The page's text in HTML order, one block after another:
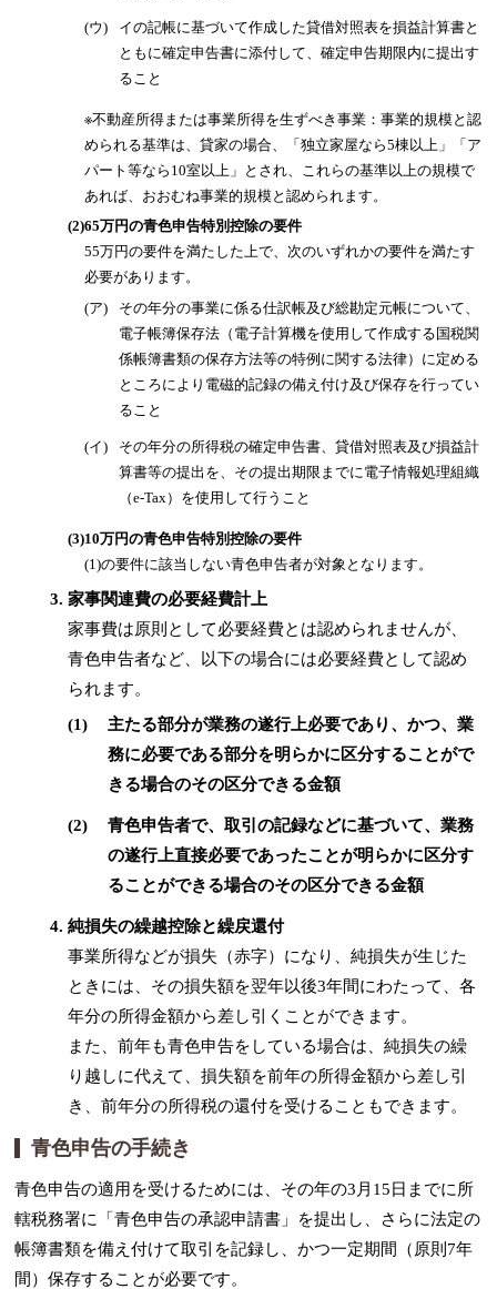
(ウ)
イの記帳に基づいて作成した貸借対照表を損益計算書と
ともに確定申告書に添付して、確定申告期限内に提出す
ること
※不動産所得または事業所得を生ずべき事業：事業的規模と認
められる基準は、貸家の場合、「独立家屋なら5棟以上」「ア
パート等なら10室以上」とされ、これらの基準以上の規模で
あれば、おおむね事業的規模と認められます。
(2)65万円の青色申告特別控除の要件
55万円の要件を満たした上で、次のいずれかの要件を満たす
必要があります。
(ア)
その年分の事業に係る仕訳帳及び総勘定元帳について、
電子帳簿保存法（電子計算機を使用して作成する国税関
係帳簿書類の保存方法等の特例に関する法律）に定める
ところにより電磁的記録の備え付け及び保存を行ってい
ること
(イ)
その年分の所得税の確定申告書、貸借対照表及び損益計
算書等の提出を、その提出期限までに電子情報処理組織
（e-Tax）を使用して行うこと
(3)10万円の青色申告特別控除の要件
(1)の要件に該当しない青色申告者が対象となります。
家事関連費の必要経費計上
家事費は原則として必要経費とは認められませんが、
青色申告者など、以下の場合には必要経費として認め
られます。
(1)
主たる部分が業務の遂行上必要であり、かつ、業
務に必要である部分を明らかに区分することがで
きる場合のその区分できる金額
(2)
青色申告者で、取引の記録などに基づいて、業務
の遂行上直接必要であったことが明らかに区分す
ることができる場合のその区分できる金額
純損失の繰越控除と繰戻還付
事業所得などが損失（赤字）になり、純損失が生じた
ときには、その損失額を翌年以後3年間にわたって、各
年分の所得金額から差し引くことができます。
また、前年も青色申告をしている場合は、純損失の繰
り越しに代えて、損失額を前年の所得金額から差し引
き、前年分の所得税の還付を受けることもできます。
青色申告の手続き
青色申告の適用を受けるためには、その年の3月15日までに所
轄税務署に「青色申告の承認申請書」を提出し、さらに法定の
帳簿書類を備え付けて取引を記録し、かつ一定期間（原則7年
間）保存することが必要です。